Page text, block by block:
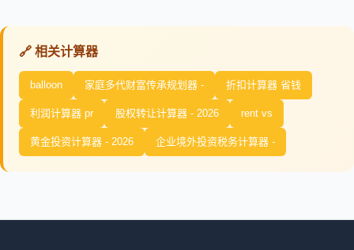
🔗 相关计算器
balloon 家庭多代财富传承规划器 - 折扣计算器 省钱
利润计算器 pr 股权转让计算器 - 2026 rent vs
黄金投资计算器 - 2026 企业境外投资税务计算器 -